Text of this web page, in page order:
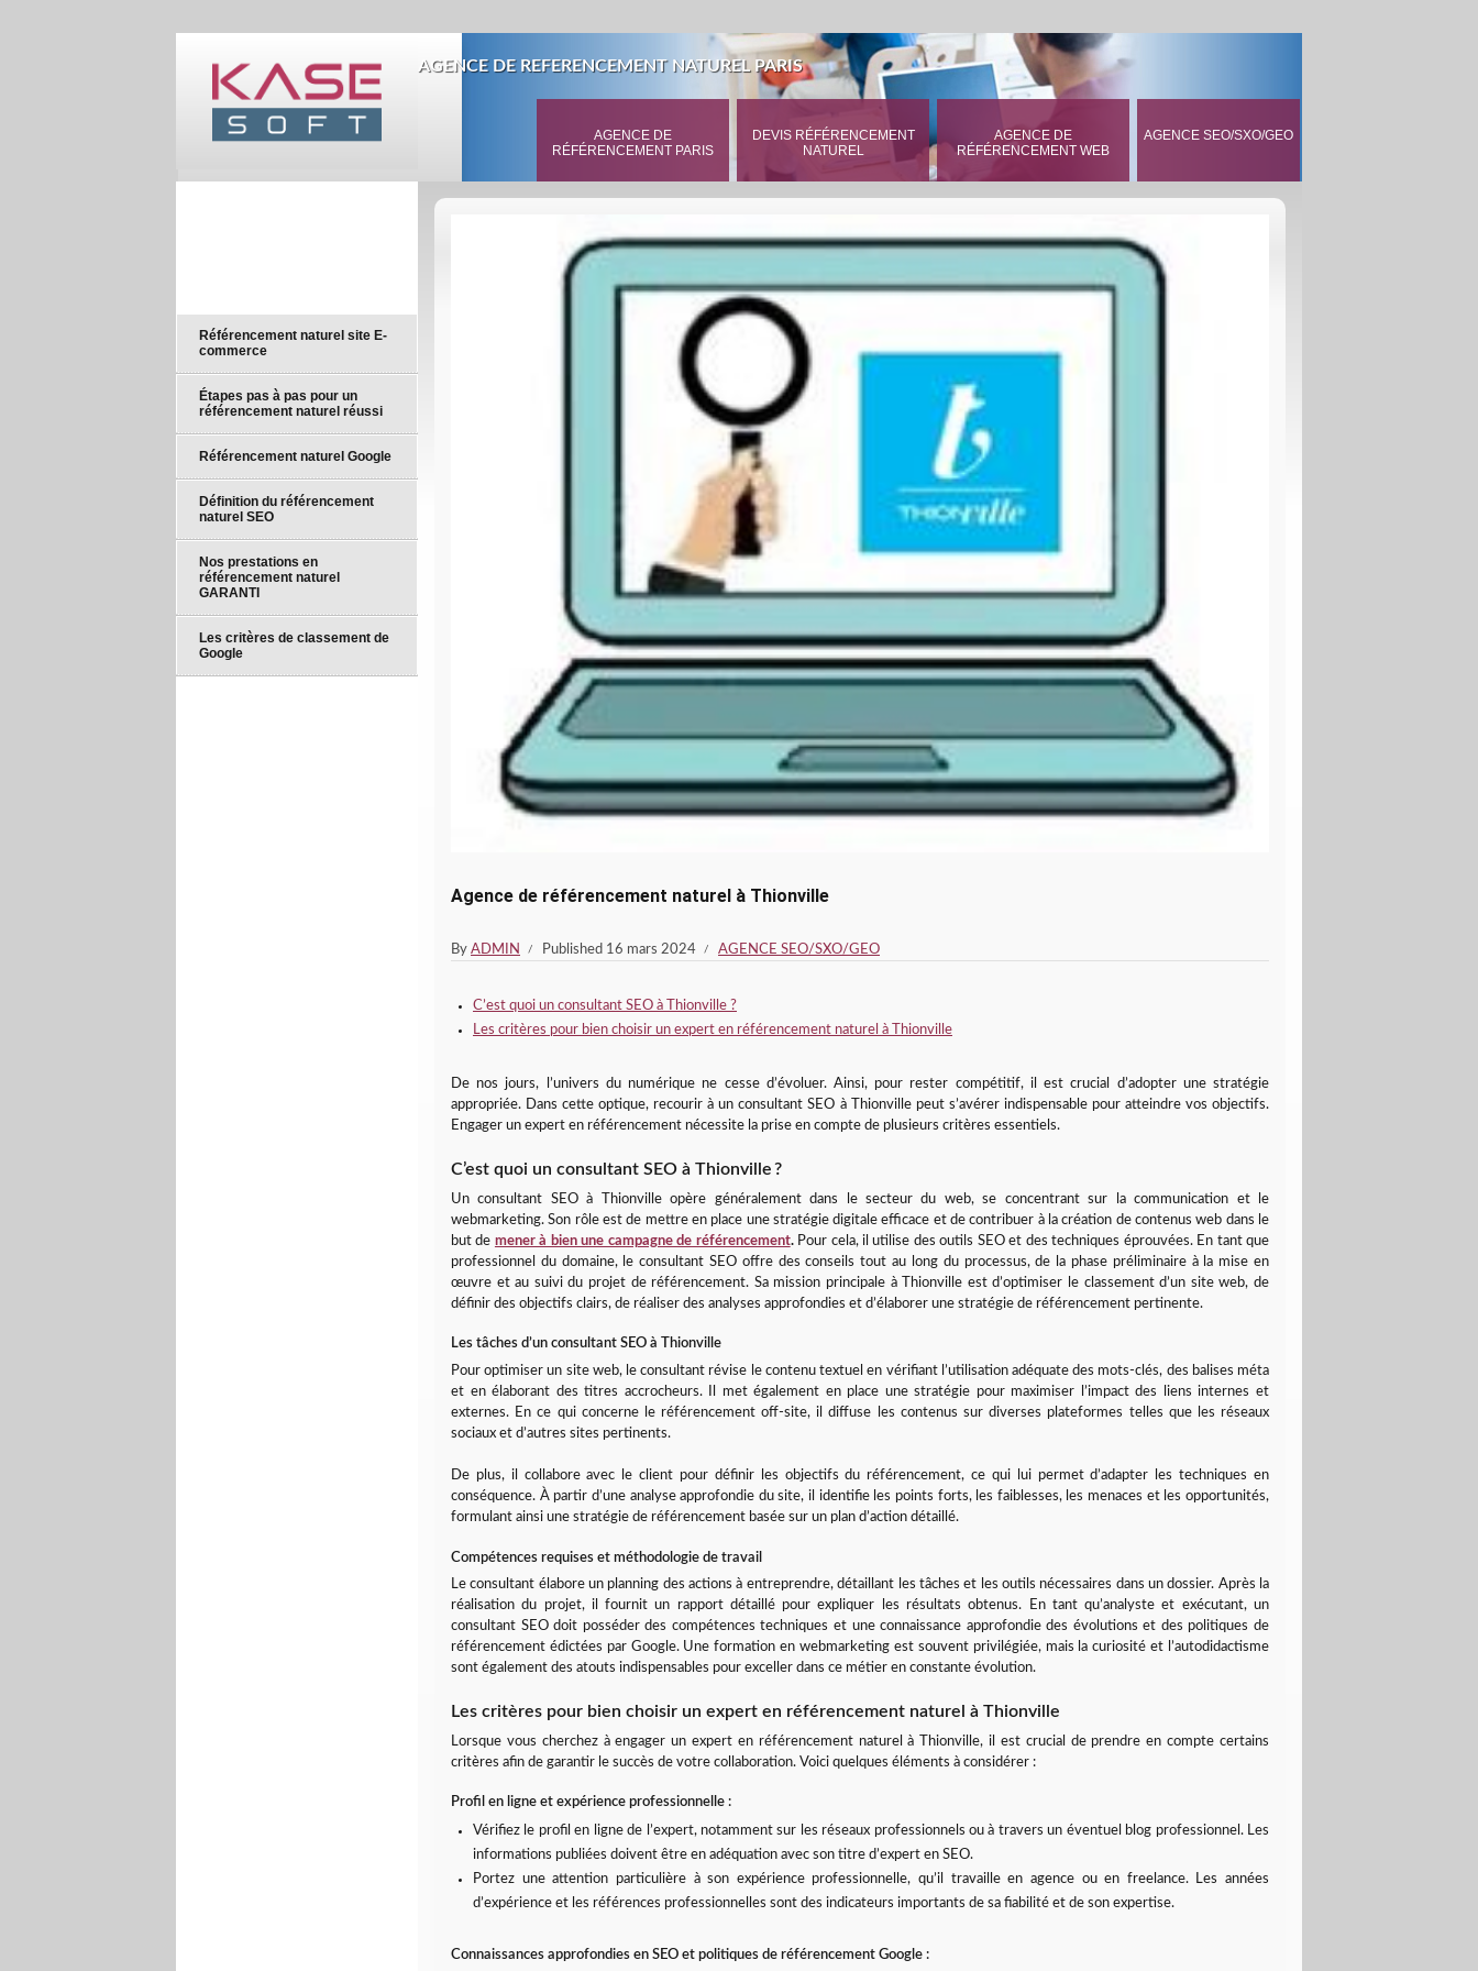
AGENCE DE REFERENCEMENT NATUREL PARIS
AGENCE DE
RÉFÉRENCEMENT PARIS
DEVIS RÉFÉRENCEMENT
NATUREL
AGENCE DE
RÉFÉRENCEMENT WEB
AGENCE SEO/SXO/GEO
Agence de référencement naturel à Thionville
By ADMIN Published 16 mars 2024 AGENCE SEO/SXO/GEO
C’est quoi un consultant SEO à Thionville ?
Les critères pour bien choisir un expert en référencement naturel à Thionville
De nos jours, l’univers du numérique ne cesse d’évoluer. Ainsi, pour rester compétitif, il est crucial d’adopter une stratégie
appropriée. Dans cette optique, recourir à un consultant SEO à Thionville peut s’avérer indispensable pour atteindre vos objectifs.
Engager un expert en référencement nécessite la prise en compte de plusieurs critères essentiels.
C’est quoi un consultant SEO à Thionville ?
Un consultant SEO à Thionville opère généralement dans le secteur du web, se concentrant sur la communication et le
webmarketing. Son rôle est de mettre en place une stratégie digitale efficace et de contribuer à la création de contenus web dans le
but de mener à bien une campagne de référencement.Pour cela, il utilise des outils SEO et des techniques éprouvées. En tant que
professionnel du domaine, le consultant SEO offre des conseils tout au long du processus, de la phase préliminaire à la mise en
œuvre et au suivi du projet de référencement. Sa mission principale à Thionville est d’optimiser le classement d’un site web, de
définir des objectifs clairs, de réaliser des analyses approfondies et d’élaborer une stratégie de référencement pertinente.
Les tâches d’un consultant SEO à Thionville
Pour optimiser un site web, le consultant révise le contenu textuel en vérifiant l’utilisation adéquate des mots-clés, des balises méta
et en élaborant des titres accrocheurs. Il met également en place une stratégie pour maximiser l’impact des liens internes et
externes. En ce qui concerne le référencement off-site, il diffuse les contenus sur diverses plateformes telles que les réseaux
sociaux et d’autres sites pertinents.
De plus, il collabore avec le client pour définir les objectifs du référencement, ce qui lui permet d’adapter les techniques en
conséquence. À partir d’une analyse approfondie du site, il identifie les points forts, les faiblesses, les menaces et les opportunités,
formulant ainsi une stratégie de référencement basée sur un plan d’action détaillé.
Compétences requises et méthodologie de travail
Le consultant élabore un planning des actions à entreprendre, détaillant les tâches et les outils nécessaires dans un dossier. Après la
réalisation du projet, il fournit un rapport détaillé pour expliquer les résultats obtenus. En tant qu’analyste et exécutant, un
consultant SEO doit posséder des compétences techniques et une connaissance approfondie des évolutions et des politiques de
référencement édictées par Google. Une formation en webmarketing est souvent privilégiée, mais la curiosité et l’autodidactisme
sont également des atouts indispensables pour exceller dans ce métier en constante évolution.
Les critères pour bien choisir un expert en référencement naturel à Thionville
Lorsque vous cherchez à engager un expert en référencement naturel à Thionville, il est crucial de prendre en compte certains
critères afin de garantir le succès de votre collaboration. Voici quelques éléments à considérer :
Profil en ligne et expérience professionnelle :
Vérifiez le profil en ligne de l’expert, notamment sur les réseaux professionnels ou à travers un éventuel blog professionnel. Les
informations publiées doivent être en adéquation avec son titre d’expert en SEO.
Portez une attention particulière à son expérience professionnelle, qu’il travaille en agence ou en freelance. Les années
d’expérience et les références professionnelles sont des indicateurs importants de sa fiabilité et de son expertise.
Connaissances approfondies en SEO et politiques de référencement Google :
Référencement naturel site E-
commerce
Étapes pas à pas pour un
référencement naturel réussi
Référencement naturel Google
Définition du référencement
naturel SEO
Nos prestations en
référencement naturel
GARANTI
Les critères de classement de
Google